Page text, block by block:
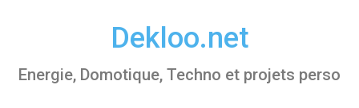
Dekloo.net
Energie, Domotique, Techno et projets perso